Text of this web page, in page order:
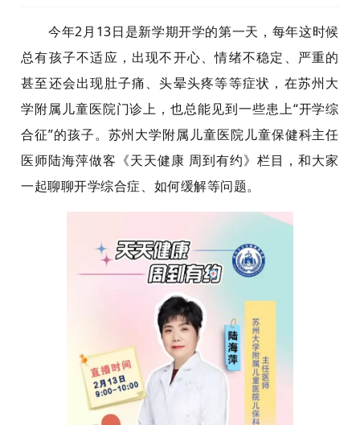
今年2月13日是新学期开学的第一天，每年这时候
总有孩子不适应，出现不开心、情绪不稳定、严重的
甚至还会出现肚子痛、头晕头疼等等症状，在苏州大
学附属儿童医院门诊上，也总能见到一些患上“开学综
合征”的孩子。苏州大学附属儿童医院儿童保健科主任
医师陆海萍做客《天天健康 周到有约》栏目，和大家
一起聊聊开学综合症、如何缓解等问题。